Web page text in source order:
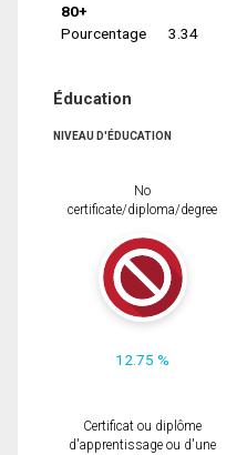
80+
Pourcentage
3.34
Éducation
NIVEAU D'ÉDUCATION
No
certificate/diploma/degree
12.75 %
Certificat ou diplôme
d'apprentissage ou d'une